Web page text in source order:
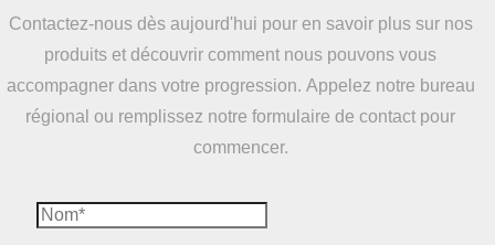
Contactez-nous dès aujourd'hui pour en savoir plus sur nos
produits et découvrir comment nous pouvons vous
accompagner dans votre progression. Appelez notre bureau
régional ou remplissez notre formulaire de contact pour
commencer.